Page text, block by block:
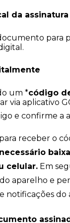
da assinatura
para
um *código
via aplicativo
e confirme a
para receber o
celular. Em
aparelho e
notificações do